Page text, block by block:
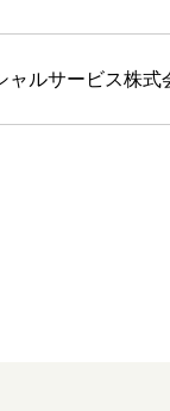
ャルサービス株式